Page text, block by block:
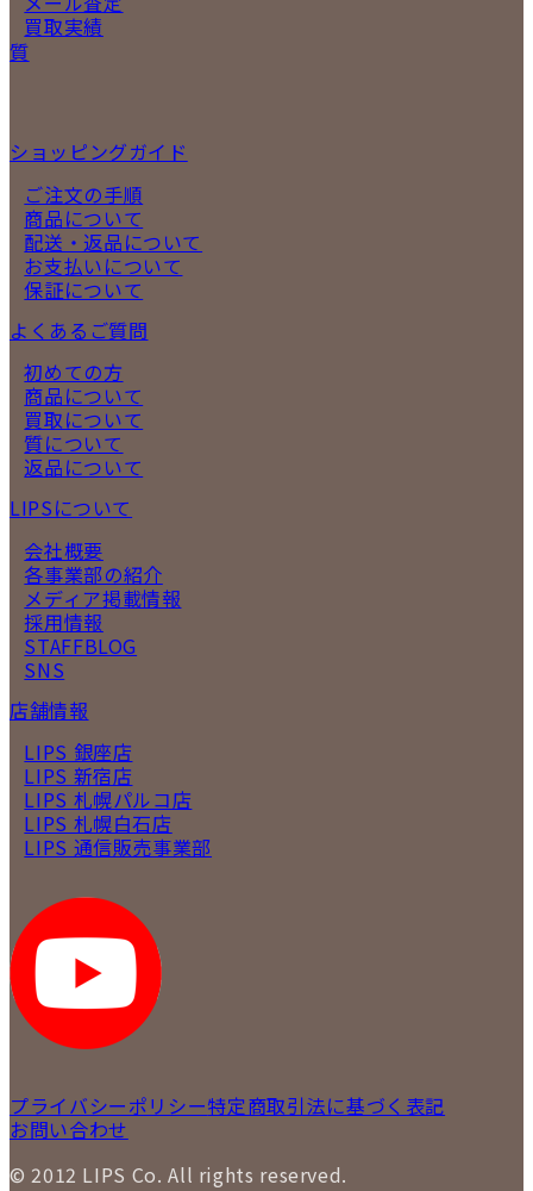
買取実績
質
ショッピングガイド
ご注文の手順
商品について
配送・返品について
お支払いについて
保証について
よくあるご質問
初めての方
商品について
買取について
質について
返品について
LIPSについて
会社概要
各事業部の紹介
メディア掲載情報
採用情報
STAFFBLOG
SNS
店舗情報
LIPS 銀座店
LIPS 新宿店
LIPS 札幌パルコ店
LIPS 札幌白石店
LIPS 通信販売事業部
プライバシーポリシー特定商取引法に基づく表記
お問い合わせ
© 2012 LIPS Co. All rights reserved.